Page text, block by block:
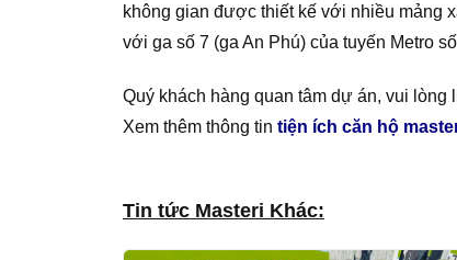
không gian được thiết kế với nhiều mảng
với ga số 7 (ga An Phú) của tuyến Metro
Quý khách hàng quan tâm dự án, vui
Xem thêm thông tin tiện ích căn hộ
Tin tức Masteri Khác: